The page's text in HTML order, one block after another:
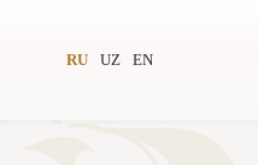
RU UZ EN